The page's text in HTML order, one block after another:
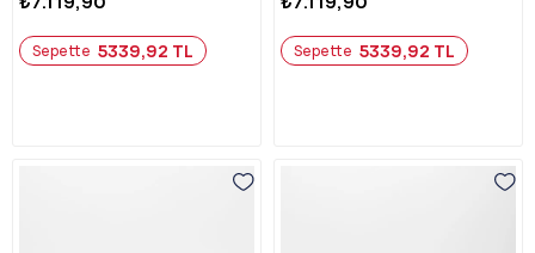
Sepette 5339,92 TL Sepette 5339,92 TL